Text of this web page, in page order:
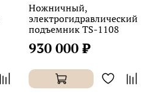
Ножничный,
электрогидравлический
подъемник TS-1108
930 000 ₽